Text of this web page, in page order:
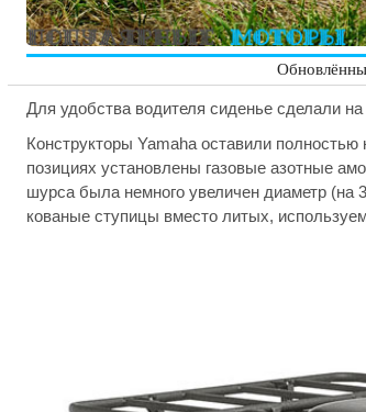
Для удобства водителя сиденье сделали
Конструкторы Yamaha оставили
позициях установлены газовые азотные
шурса была немного увеличен диаметр
кованые ступицы вместо литых,